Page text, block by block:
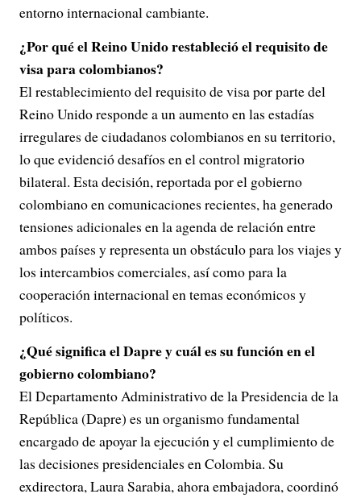
entorno internacional cambiante.
¿Por qué el Reino Unido restableció el requisito de
visa para colombianos?
El restablecimiento del requisito de visa por parte del
Reino Unido responde a un aumento en las estadías
irregulares de ciudadanos colombianos en su territorio,
lo que evidenció desafíos en el control migratorio
bilateral. Esta decisión, reportada por el gobierno
colombiano en comunicaciones recientes, ha generado
tensiones adicionales en la agenda de relación entre
ambos países y representa un obstáculo para los viajes y
los intercambios comerciales, así como para la
cooperación internacional en temas económicos y
políticos.
¿Qué significa el Dapre y cuál es su función en el
gobierno colombiano?
El Departamento Administrativo de la Presidencia de la
República (Dapre) es un organismo fundamental
encargado de apoyar la ejecución y el cumplimiento de
las decisiones presidenciales en Colombia. Su
exdirectora, Laura Sarabia, ahora embajadora, coordinó